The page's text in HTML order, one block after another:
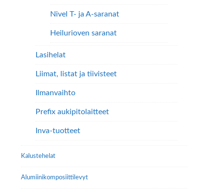
Nivel T- ja A-saranat
Heilurioven saranat
Lasihelat
Liimat, listat ja tiivisteet
Ilmanvaihto
Prefix aukipitolaitteet
Inva-tuotteet
Kalustehelat
Alumiini­komposiitti­levyt